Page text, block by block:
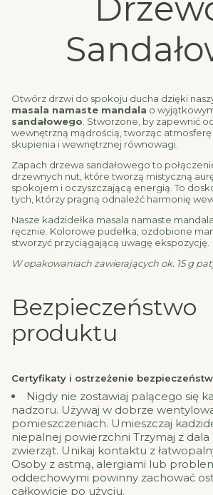
Otwórz drzwi do spokoju ducha dzięki
masala namaste mandala o
sandałowego . Stworzone, by zapewnić
wewnętrzną mądrością, tworząc
skupienia i wewnętrznej równowagi.
Zapach drzewa sandałowego to
drzewnych nut, które tworzą mistyczną
spokojem i oczyszczającą energią. To
tych, którzy pragną odnaleźć harmonię
Nasze kadzidełka masala namaste
ręcznie. Kolorowe pudełka, ozdobione
stworzyć przyciągającą uwagę ekspozycję.
W opakowaniach zawierających ok. 15 g
Bezpieczeństwo
produktu
Certyfikaty i ostrzeżenie
Nigdy nie zostawiaj palącego się
nadzoru. Używaj w dobrze
pomieszczeniach. Umieszczaj
niepalnej powierzchni Trzymaj z dala
zwierząt. Unikaj kontaktu z
Osoby z astmą, alergiami lub
oddechowymi powinny zachować
całkowicie po użyciu.